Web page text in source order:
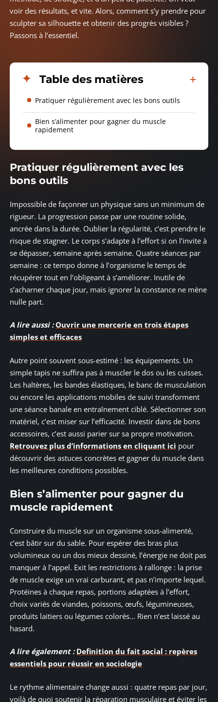
voir des résultats, et vite. Alors, comment s’y prendre pour
sculpter sa silhouette et obtenir des progrès visibles ?
Passons à l’essentiel.
Table des matières
Pratiquer régulièrement avec les bons outils
Bien s’alimenter pour gagner du muscle
rapidement
Pratiquer régulièrement avec les
bons outils
Impossible de façonner un physique sans un minimum de
rigueur. La progression passe par une routine solide,
ancrée dans la durée. Oublier la régularité, c’est prendre le
risque de stagner. Le corps s’adapte à l’effort si on l’invite à
se dépasser, semaine après semaine. Quatre séances par
semaine : ce tempo donne à l’organisme le temps de
récupérer tout en l’obligeant à s’améliorer. Inutile de
s’acharner chaque jour, mais ignorer la constance ne mène
nulle part.
A lire aussi : Ouvrir une mercerie en trois étapes
simples et efficaces
Autre point souvent sous-estimé : les équipements. Un
simple tapis ne suffira pas à muscler le dos ou les cuisses.
Les haltères, les bandes élastiques, le banc de musculation
ou encore les applications mobiles de suivi transforment
une séance banale en entraînement ciblé. Sélectionner son
matériel, c’est miser sur l’efficacité. Investir dans de bons
accessoires, c’est aussi parier sur sa propre motivation.
Retrouvez plus d’informations en cliquant ici pour
découvrir des astuces concrètes et gagner du muscle dans
les meilleures conditions possibles.
Bien s’alimenter pour gagner du
muscle rapidement
Construire du muscle sur un organisme sous-alimenté,
c’est bâtir sur du sable. Pour espérer des bras plus
volumineux ou un dos mieux dessiné, l’énergie ne doit pas
manquer à l’appel. Exit les restrictions à rallonge : la prise
de muscle exige un vrai carburant, et pas n’importe lequel.
Protéines à chaque repas, portions adaptées à l’effort,
choix variés de viandes, poissons, œufs, légumineuses,
produits laitiers ou légumes colorés… Rien n’est laissé au
hasard.
A lire également : Definition du fait social : repères
essentiels pour réussir en sociologie
Le rythme alimentaire change aussi : quatre repas par jour,
voilà de quoi soutenir la réparation musculaire et éviter les